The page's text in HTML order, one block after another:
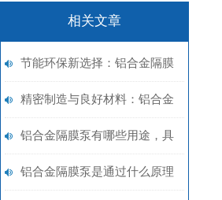
相关文章
节能环保新选择：铝合金隔膜
泵在化工行业的应用探析
精密制造与良好材料：铝合金
隔膜泵的核心竞争力
铝合金隔膜泵有哪些用途，具
体注意什么点？
铝合金隔膜泵是通过什么原理